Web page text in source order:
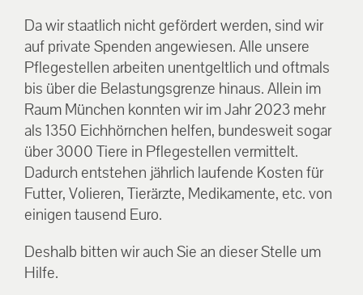
Da wir staatlich nicht gefördert werden, sind wir
auf private Spenden angewiesen. Alle unsere
Pflegestellen arbeiten unentgeltlich und oftmals
bis über die Belastungsgrenze hinaus. Allein im
Raum München konnten wir im Jahr 2023 mehr
als 1350 Eichhörnchen helfen, bundesweit sogar
über 3000 Tiere in Pflegestellen vermittelt.
Dadurch entstehen jährlich laufende Kosten für
Futter, Volieren, Tierärzte, Medikamente, etc. von
einigen tausend Euro.
Deshalb bitten wir auch Sie an dieser Stelle um
Hilfe.